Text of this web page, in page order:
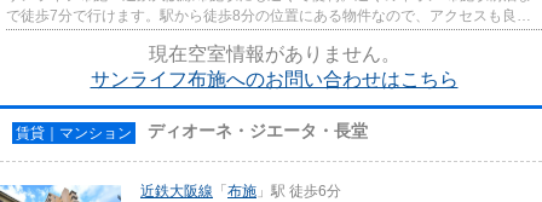
で徒歩7分で行けます。駅から徒歩8分の位置にある物件なので、アクセスも良好
です。アレルギー予防に適し...
現在空室情報がありません。
サンライフ布施へのお問い合わせはこちら
賃貸｜マンション ディオーネ・ジエータ・長堂
近鉄大阪線 「布施 」駅 徒歩6分